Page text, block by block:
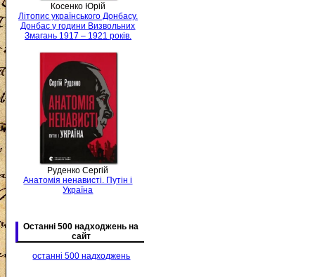
Косенко Юрій
Літопис українського Донбасу.
Донбас у години Визвольних
Змагань 1917 – 1921 років.
Руденко Сергій
Анатомія ненависті. Путін і
Україна
Останні 500 надходжень на
сайт
останні 500 надходжень